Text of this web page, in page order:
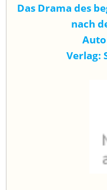
Das Drama des
nach
Verlag: